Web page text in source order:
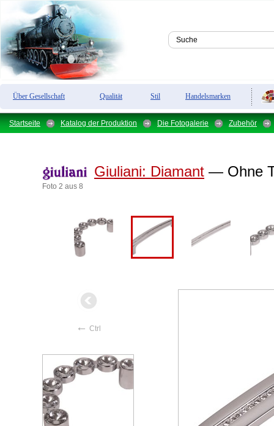
Über Gesellschaft Qualität Stil Handelsmarken
Startseite Katalog der Produktion Die Fotogalerie Zubehör
Giuliani: Diamant — Ohne
Foto 2 aus 8
← Ctrl